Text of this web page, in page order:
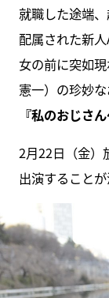
就職した途端
配属された新
女の前に突如
憲一）の珍妙
『私のおじさ
2月22日（金）
出演することが